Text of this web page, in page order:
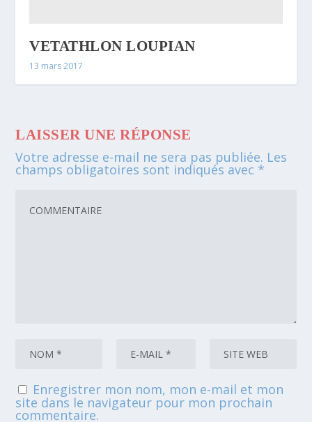
VETATHLON LOUPIAN
13 mars 2017
LAISSER UNE RÉPONSE
Votre adresse e-mail ne sera pas publiée. Les
champs obligatoires sont indiqués avec *
Enregistrer mon nom, mon e-mail et mon
site dans le navigateur pour mon prochain
commentaire.